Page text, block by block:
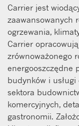
Carrier jest
zaawansowanych
ogrzewania,
Carrier
zrównoważonego
energooszczędne
budynków i
sektora
komercyjnych,
gastronomii.